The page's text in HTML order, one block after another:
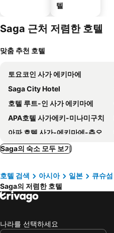
텔
Saga 근처 저렴한 호텔
맞춤 추천 호텔
토요코인 사가 에키마에
Saga City Hotel
호텔 루트-인 사가 에키마에
APA호텔 사가에키-미나미구치
아파 호텔 사가-에키마에-츄오
TapStay Hotel
구루메 스테이션 호텔
Idaimae Green Hotel
KANSEI null SAGA
Hotel New Gaea Yanagawa
Saga의 숙소 모두 보기
호텔 검색 아시아 일본 큐슈섬
Saga의 저렴한 호텔
나라를 선택하세요